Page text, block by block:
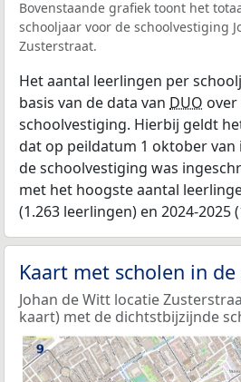
Bovenstaande grafiek toont het
schooljaar voor de schoolvestiging
Zusterstraat.
Het aantal leerlingen per
basis van de data van DUO
schoolvestiging. Hierbij geldt
dat op peildatum 1 oktober van
de schoolvestiging was
met het hoogste aantal
(1.263 leerlingen) en 2024-2025
Kaart met scholen in
Johan de Witt locatie
kaart) met de dichtstbijzijnde